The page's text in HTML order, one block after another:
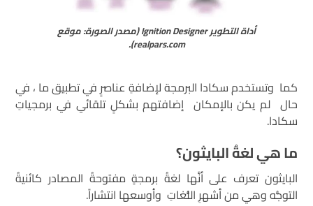
أداة التطوير Ignition Designer (مصدر الصورة: موقع
realpars.com).
كما وتستخدم سكادا البرمجة لإضافةِ عناصرٍ في تطبيق ما ، في
حال لم يكن بالإمكان إضافتهم بشكلٍ تلقائي في برمجياتِ
سكادا.
ما هي لغةُ البايثون؟
البايثون تعرف على أنَّها لغةُ برمجةٍ مفتوحةُ المصادر كائنيةُ
التوجُّه وهي من أشهرِ اللُّغاتِ وأوسعها انتشاراً.